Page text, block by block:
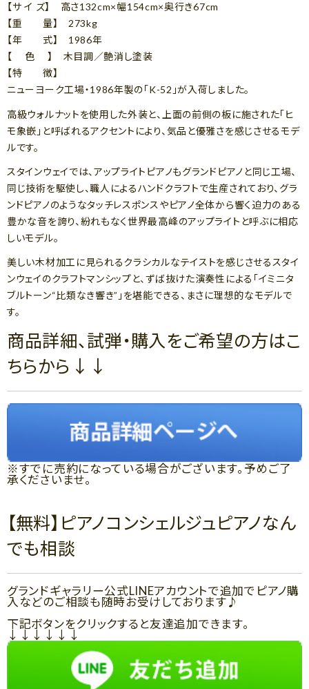
【サ イ ズ】 高さ132cm×幅154cm×奥行き67cm
【重 量】 273kg
【年 式】 1986年
【 色 】 木目調／艶消し塗装
【特 徴】
ニューヨーク工場・1986年製の「K-52」が入荷しました。
高級ウォルナットを使用した外装と、上面の前側の板に施された「ヒ
モ象嵌」と呼ばれるアクセントにより、気品と優雅さを感じさせるモデ
ルです。
スタインウェイでは、アップライトピアノもグランドピアノと同じ工場、
同じ技術を駆使し、職人によるハンドクラフトで生産されており、グラ
ンドピアノのようなタッチレスポンスやピアノ全体から響く迫力のある
豊かな音を誇り、紛れもなく世界最高峰のアップライトと呼ぶに相応
しいモデル。
美しい木材加工に見られるクラシカルなテイストを感じさせるスタイ
ンウェイのクラフトマンシップと、ずば抜けた演奏性による「イミニタ
ブルトーン“比類なき響き”」を堪能できる、まさに理想的なモデルで
す。
商品詳細、試弾・購入をご希望の方はこ
ちらから↓↓
※すでに売約になっている場合がございます。予めご了
承くださいませ。
【無料】ピアノコンシェルジュピアノなん
でも相談
グランドギャラリー公式LINEアカウントで追加でピアノ購
入などのご相談も随時お受けしております♪
下記ボタンをクリックすると友達追加できます。
↓↓↓↓↓↓